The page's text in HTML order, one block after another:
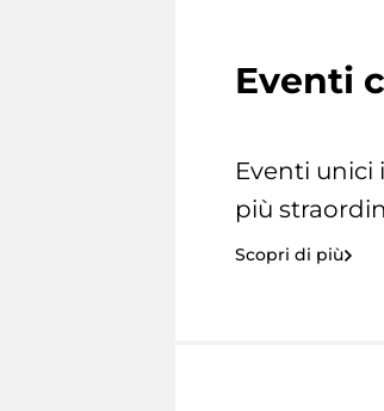
Eventi
Eventi unici
più
Scopri di più